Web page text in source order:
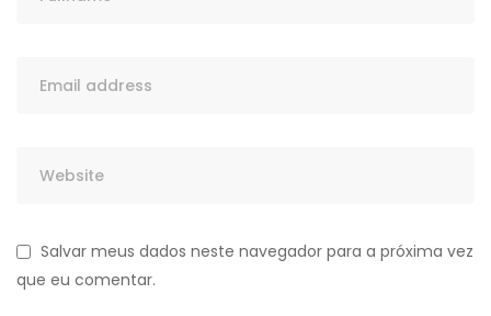
Salvar meus dados neste navegador para a próxima vez
que eu comentar.